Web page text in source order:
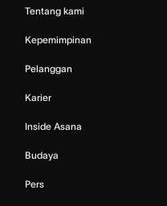
Tentang kami
Kepemimpinan
Pelanggan
Karier
Inside Asana
Budaya
Pers